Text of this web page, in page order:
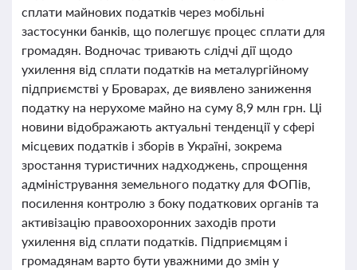
сплати майнових податків через мобільні
застосунки банків, що полегшує процес сплати для
громадян. Водночас тривають слідчі дії щодо
ухилення від сплати податків на металургійному
підприємстві у Броварах, де виявлено заниження
податку на нерухоме майно на суму 8,9 млн грн. Ці
новини відображають актуальні тенденції у сфері
місцевих податків і зборів в Україні, зокрема
зростання туристичних надходжень, спрощення
адміністрування земельного податку для ФОПів,
посилення контролю з боку податкових органів та
активізацію правоохоронних заходів проти
ухилення від сплати податків. Підприємцям і
громадянам варто бути уважними до змін у